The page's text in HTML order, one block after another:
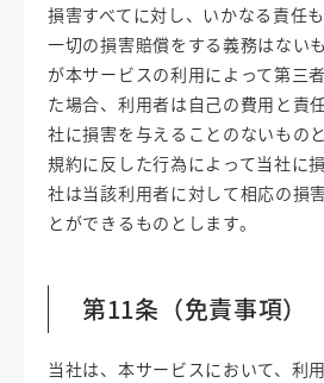
損害すべてに対し、いかなる責任
一切の損害賠償をする義務はない
が本サービスの利用によって第三
た場合、利用者は自己の費用と責
社に損害を与えることのないもの
規約に反した行為によって当社に
社は当該利用者に対して相応の損
とができるものとします。
第11条（免責事項）
当社は、本サービスにおいて、利